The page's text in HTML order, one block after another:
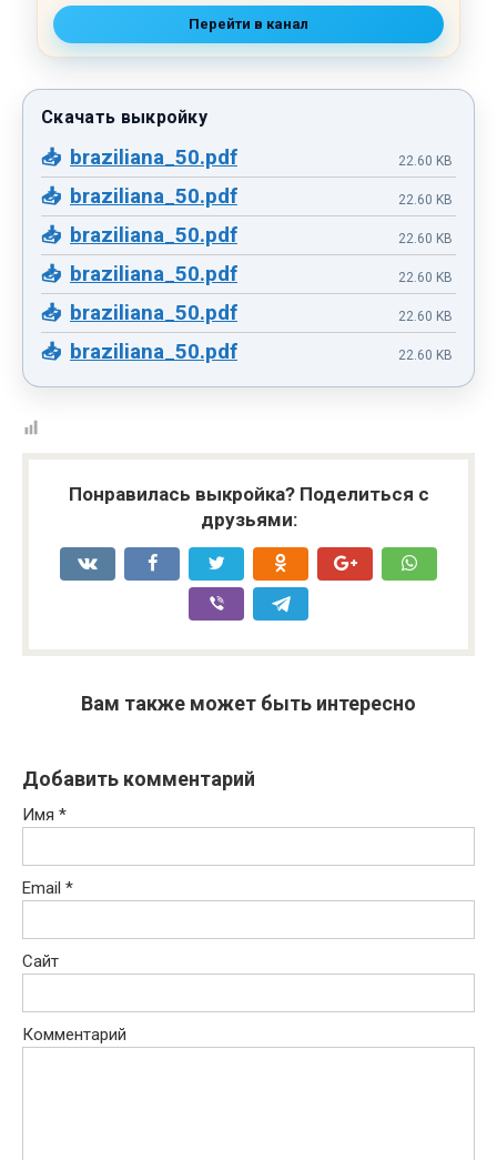
Перейти в канал
braziliana_50.pdf 22.60 KB
braziliana_50.pdf 22.60 KB
braziliana_50.pdf 22.60 KB
braziliana_50.pdf 22.60 KB
braziliana_50.pdf 22.60 KB
braziliana_50.pdf 22.60 KB
Понравилась выкройка? Поделиться с
друзьями:
Вам также может быть интересно
Добавить комментарий
Имя *
Email *
Сайт
Комментарий